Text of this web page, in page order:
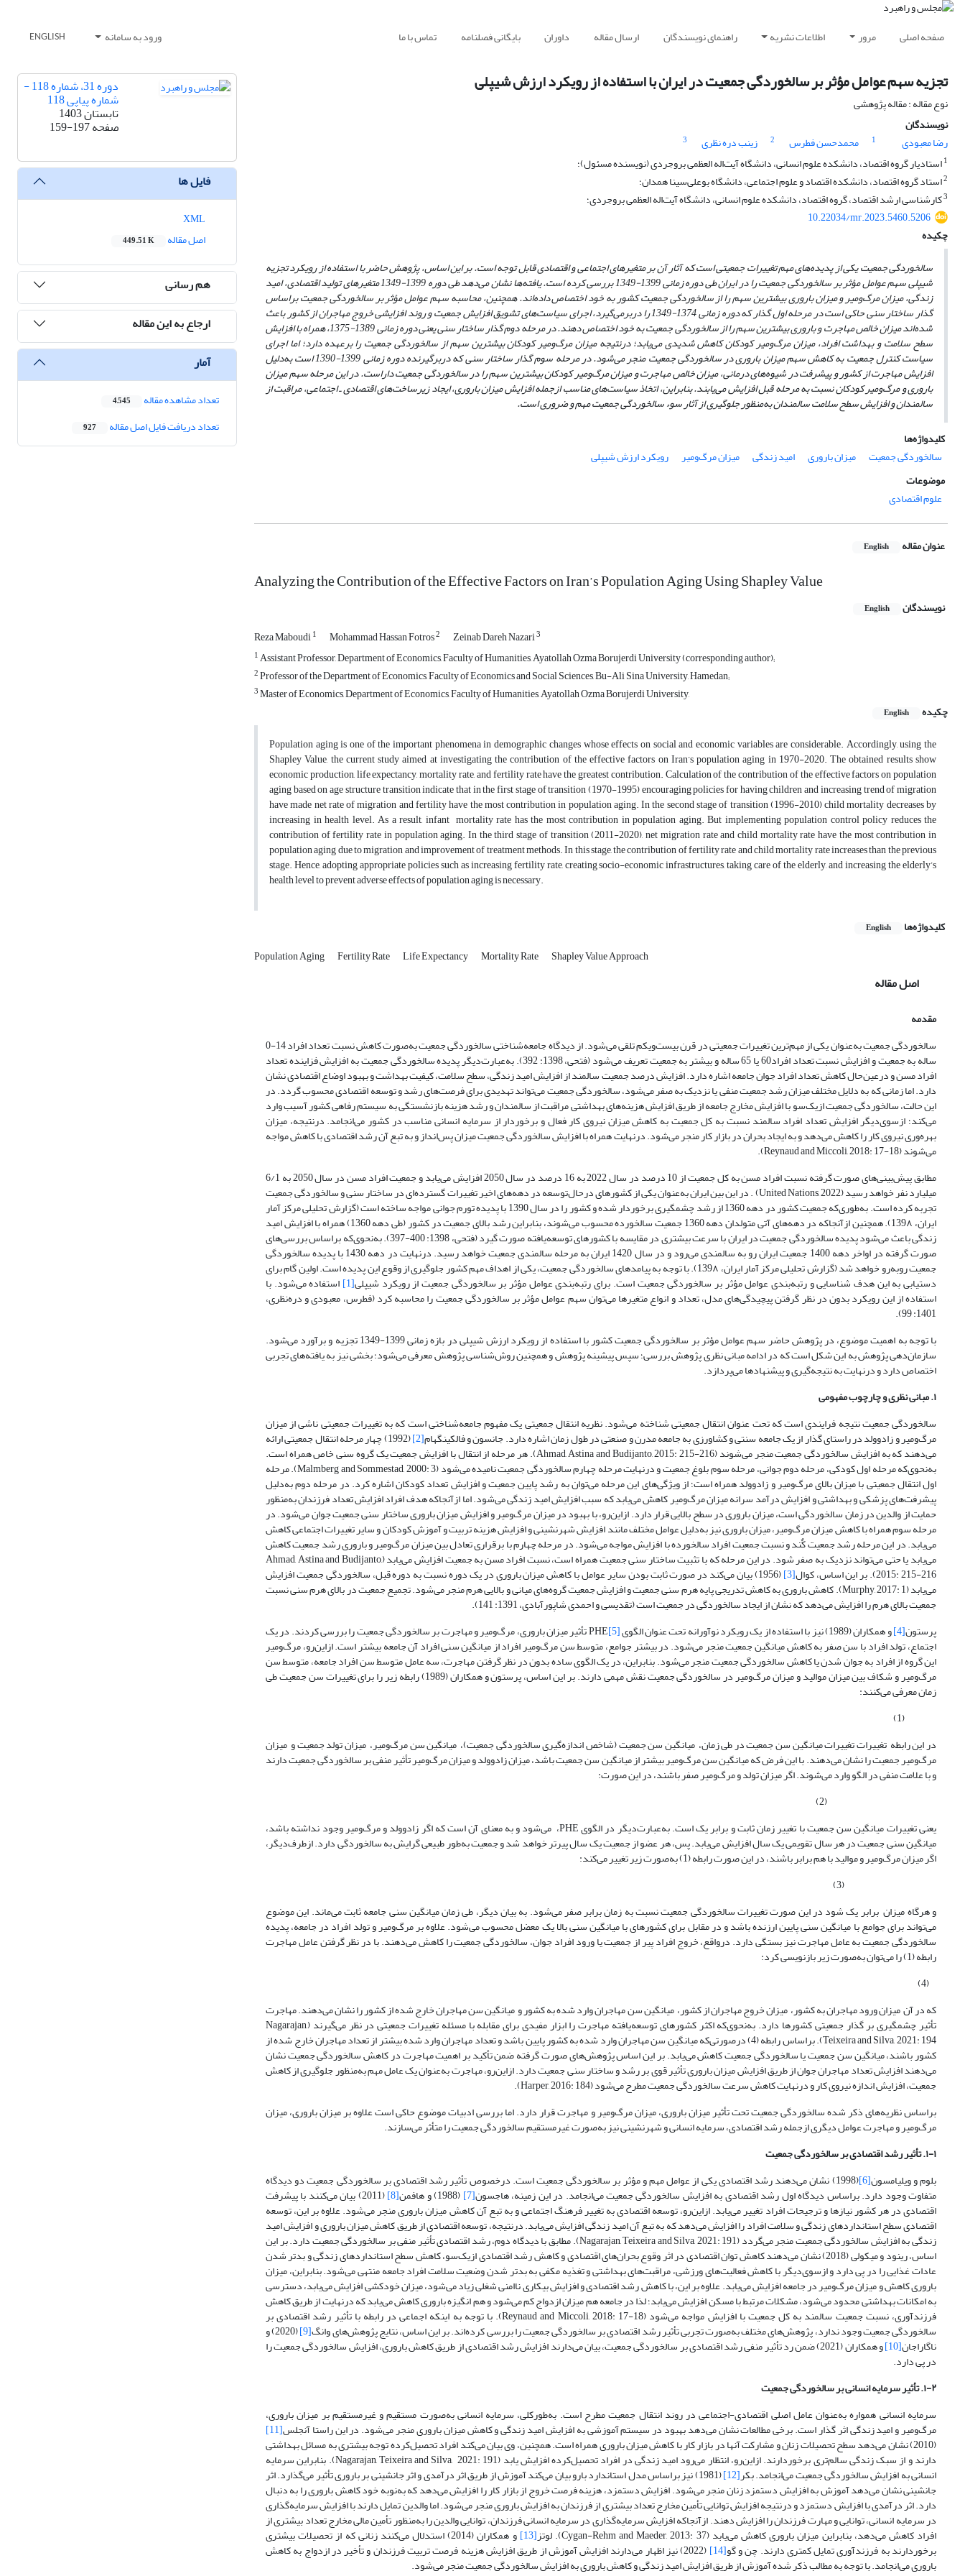
صفحه اصلی مرور اطلاعات نشریه راهنمای نویسندگان ارسال مقاله داوران بایگانی فصلنامه تماس با ما ورود به سامانه ENGLISH
تجزیه سهم عوامل مؤثر بر سالخوردگی جمعیت در ایران با استفاده از رویکرد ارزش شیپلی
نوع مقاله : مقاله پژوهشی
نویسندگان
رضا معبودی
1 محمدحسن فطرس 2 زینب دره نظری
3
1استادیار گروه اقتصاد، دانشکده علوم انسانی، دانشگاه آیت‌اله العظمی بروجردی (نویسنده مسئول)؛
2استاد گروه اقتصاد، دانشکده اقتصاد و علوم اجتماعی، دانشگاه بوعلی‌سینا همدان؛
3کارشناسی ارشد اقتصاد، گروه اقتصاد، دانشکده علوم انسانی، دانشگاه آیت‌اله العظمی بروجردی؛
10.22034/mr.2023.5460.5206
چکیده
سالخوردگی جمعیت یکی از پدیده‌های مهم تغییرات جمعیتی است که آثار آن بر متغیرهای اجتماعی و اقتصادی قابل توجه است. بر این اساس، پژوهش حاضر با استفاده از رویکرد تجزیه
شیپلی سهم عوامل مؤثر بر سالخوردگی جمعیت را در ایران طی دوره زمانی 1399-1349 بررسی کرده است. یافته‌ها نشان می‌دهد طی دوره 1399-1349 متغیرهای تولید اقتصادی، امید
زندگی، میزان مرگ‌و‌میر و میزان باروری بیشترین سهم را از سالخوردگی جمعیت کشور به خود اختصاص داده‌اند. همچنین، محاسبه سهم عوامل مؤثر بر سالخوردگی جمعیت براساس
گذار ساختار سنی حاکی است در مرحله اول گذار که دوره زمانی 1374-1349 را دربرمی گیرد، اجرای سیاست‌های تشویق افزایش جمعیت و روند افزایشی خروج مهاجران از کشور باعث
شده‌اند میزان خالص مهاجرت و باروری بیشترین سهم را از سالخوردگی جمعیت به خود اختصاص دهند. در مرحله دوم گذار ساختار سنی یعنی دوره زمانی 1389-1375، همراه با افزایش
سطح سلامت و بهداشت افراد، میزان مرگ‌و‌میر کودکان کاهش شدیدی می‌یابد؛ درنتیجه میزان مرگ‌و‌میر کودکان بیشترین سهم از سالخوردگی جمعیت را برعهده دارد؛ اما اجرای
سیاست کنترل جمعیت به کاهش سهم میزان باروری در سالخوردگی جمعیت منجر می‌شود. در مرحله سوم گذار ساختار سنی که دربرگیرنده دوره زمانی 1399-1390 است به‌دلیل
افزایش مهاجرت از کشور و پیشرفت در شیوه‌های درمانی، میزان خالص مهاجرت و میزان مرگ‌و‌میر کودکان بیشترین سهم را در سالخوردگی جمعیت داراست. در این مرحله سهم میزان
باروری و مرگ‌و‌میر کودکان نسبت به مرحله قبل افزایش می‌یابند.بنابراین، اتخاذ سیاست‌های مناسب از‌جمله افزایش میزان باروری، ایجاد زیرساخت‌های اقتصادی ـ اجتماعی، مراقبت از
سالمندان و افزایش سطح سلامت سالمندان به‌منظور جلوگیری از آثار سوء سالخوردگی جمعیت مهم و ضروری است.
کلیدواژه‌ها
سالخوردگی جمعیت
میزان باروری امید زندگی میزان مرگ‌و‌میر
رویکرد ارزش شیپلی
موضوعات
علوم اقتصادی
عنوان مقاله English
Analyzing the Contribution of the Effective Factors on Iran’s Population Aging Using Shapley Value
نویسندگان English
Reza Maboudi1 Mohammad Hassan Fotros2 Zeinab Dareh Nazari3
1Assistant Professor, Department of Economics, Faculty of Humanities, Ayatollah Ozma Borujerdi University (corresponding author);
2Professor of the Department of Economics, Faculty of Economics and Social Sciences, Bu-Ali Sina University, Hamedan;
3Master of Economics, Department of Economics, Faculty of Humanities, Ayatollah Ozma Borujerdi University,
چکیده
English
Population aging is one of the important phenomena in demographic changes whose effects on social and economic variables are considerable. Accordingly, using the
Shapley Value, the current study aimed at investigating the contribution of the effective factors on Iran’s population aging in 1970-2020. The obtained results show
economic production, life expectancy, mortality rate, and fertility rate have the greatest contribution. Calculation of the contribution of the effective factors on population
aging based on age structure transition indicate that in the first stage of transition (1970-1995) encouraging policies for having children and increasing trend of migration
have made net rate of migration and fertility have the most contribution in population aging. In the second stage of transition (1996-2010) child mortality decreases by
increasing in health level. As a result, infant mortality rate has the most contribution in population aging. But implementing population control policy reduces the
contribution of fertility rate in population aging. In the third stage of transition (2011-2020), net migration rate and child mortality rate have the most contribution in
population aging due to migration and improvement of treatment methods. In this stage, the contribution of fertility rate and child mortality rate increases than the previous
stage. Hence, adopting appropriate policies such as increasing fertility rate, creating socio-economic infrastructures, taking care of the elderly, and increasing the elderly’s
health level to prevent adverse effects of population aging is necessary.
کلیدواژه‌ها English
Population Aging Fertility Rate Life Expectancy Mortality Rate Shapley Value Approach
اصل مقاله
مقدمه
سالخوردگی جمعیت به‌عنوان یکی از مهم‌ترین تغییرات جمعیتی در قرن بیست‌و‌یکم تلقی می‌‌شود. از دیدگاه جامعه‌شناختی سالخوردگی جمعیت به‌صورت کاهش نسبت تعداد افراد 14-0
ساله به جمعیت و افزایش نسبت تعداد افراد60 یا 65 ساله و بیشتر به جمعیت تعریف می‌شود (فتحی، 1398: 392). به‌عبارت‌دیگر پدیده سالخوردگی جمعیت به افزایش فزاینده تعداد
افراد مسن و در‌عین‌حال کاهش تعداد افراد جوان جامعه اشاره دارد. افزایش درصد جمعیت سالمند از افزایش امید زندگی، سطح سلامت، کیفیت بهداشت و بهبود اوضاع اقتصادی نشان
دارد. اما زمانی که به دلایل مختلف میزان رشد جمعیت منفی یا نزدیک به صفر می‌شود، سالخوردگی جمعیت می‌تواند تهدیدی برای فرصت‌های رشد و توسعه اقتصادی محسوب گردد. در
این حالت، سالخوردگی جمعیت از‌یک‌سو با افزایش مخارج جامعه از طریق افزایش هزینه‌های بهداشتی مراقبت از سالمندان و رشد هزینه بازنشستگی به سیستم رفاهی کشور آسیب وارد
می‌کند؛ از‌سوی‌دیگر افزایش تعداد افراد سالمند نسبت به کل جمعیت به کاهش میزان نیروی کار فعال و برخوردار از سرمایه انسانی مناسب در کشور می‌انجامد. در‌نتیجه، میزان
بهره‌وری نیروی کار را کاهش می‌دهد و به ایجاد بحران در بازار کار منجر می‌شود. در‌نهایت همراه با افزایش سالخوردگی جمعیت میزان پس‌‌انداز و به تبع آن رشد اقتصادی با کاهش مواجه
می‌شوند (Reynaud and Miccoli, 2018: 17-18).
مطابق پیش‌بینی‌های صورت گرفته نسبت افراد مسن به کل جمعیت از 10 درصد در سال 2022 به 16 درصد در سال 2050 افزایش می‌یابد و جمعیت افراد مسن در سال 2050 به 6/1
میلیارد نفر خواهد رسید (United Nations, 2022) . در این بین ایران به‌عنوان یکی از کشورهای درحال‌توسعه در دهه‌های اخیر تغییرات گسترده‌ای در ساختار سنی و سالخوردگی جمعیت
تجربه کرده است. به‌طوری‌که جمعیت کشور در دهه 1360 از رشد چشمگیری برخوردار شده‌ و کشور را در سال 1390 با پدیده تورم جوانی مواجه ساخته ‌است (گزارش تحلیلی مرکز آمار
ایران، 139۸). همچنین از‌آنجا‌که در دهه‌های آتی متولدان دهه 1360 جمعیت سالخورده محسوب می‌شوند، بنابراین رشد بالای جمعیت در کشور (طی دهه 1360) همراه با افزایش امید
زندگی باعث می‌شود پدیده سالخوردگی جمعیت در ایران با سرعت بیشتری در مقایسه با کشورهای توسعه‌یافته صورت گیرد (فتحی، 1398: 400-397). به‌نحوی‌که براساس بررسی‌های
صورت گرفته در اواخر دهه 1400 جمعیت ایران رو به سالمندی می‌رود و در سال 1420 ایران به مرحله سالمندی جمعیت خواهد رسید. درنهایت در دهه 1430 با پدیده سالخوردگی
جمعیت روبه‌رو خواهد شد (گزارش تحلیلی مرکز آمار ایران، 139۸). با توجه به پیامدهای سالخوردگی جمعیت، یکی از اهداف مهم کشور جلوگیری از وقوع این پدیده است. اولین گام برای
دستیابی به این هدف شناسایی و رتبه‌بندی عوامل مؤثر بر سالخوردگی جمعیت است. برای رتبه‌بندی عوامل مؤثر بر سالخوردگی جمعیت از رویکرد شیپلی[1] استفاده می‌شود. با
استفاده از این رویکرد بدون در نظر گرفتن پیچیدگی‌های مدل، تعداد و انواع متغیرها می‌توان سهم عوامل مؤثر بر سالخوردگی جمعیت را محاسبه کرد (فطرس، معبودی و دره‌نظری،
1401: 99).
با توجه به اهمیت موضوع، در پژوهش حاضر سهم عوامل مؤثر بر سالخوردگی جمعیت کشور با استفاده از رویکرد ارزش شیپلی در بازه زمانی 1399-1349 تجزیه و برآورد می‌شود.
سازمان‌دهی پژوهش به این شکل است که در ادامه مبانی نظری پژوهش بررسی؛ سپس پیشینه پژوهش و همچنین روش‌شناسی پژوهش معرفی می‌شود؛ بخشی نیز به یافته‌های تجربی
اختصاص دارد و درنهایت به نتیجه‌گیری و پیشنهادها می‌پردازد.
۱. مبانی نظری و چارچوب مفهومی
سالخوردگی جمعیت نتیجه فرایندی است که تحت عنوان انتقال جمعیتی شناخته می‌شود. نظریه انتقال جمعیتی یک مفهوم جامعه‌شناختی است که به تغییرات جمعیتی ناشی از میزان
مرگ‌و‌میر و زاد‌و‌ولد در راستای گذار از یک جامعه سنتی و کشاورزی به جامعه مدرن و صنعتی در طول زمان اشاره دارد. جانسون و فالکینگهام[2] (1992) چهار مرحله انتقال جمعیتی ارائه
می‌دهند که به افزایش سالخوردگی جمعیت منجر می‌شوند (Ahmad, Astina and Budijanto, 2015: 215-216). هر مرحله از انتقال با افزایش جمعیت یک گروه سنی خاص همراه است.
به‌نحوی‌که مرحله اول کودکی، مرحله دوم جوانی، مرحله سوم بلوغ جمعیت و در‌نهایت مرحله چهارم سالخوردگی جمعیت نامیده می‌شود (Malmberg and Sommestad, 2000: 3). مرحله
اول انتقال جمعیتی با میزان بالای مرگ‌و‌میر و زاد‌و‌ولد همراه است؛ از ویژگی‌های این مرحله می‌توان به رشد پایین جمعیت و افزایش تعداد کودکان اشاره کرد. در مرحله دوم به‌دلیل
پیشرفت‌های پزشکی و بهداشتی و افزایش درآمد سرانه میزان مرگ‌و‌میر کاهش می‌یابد که سبب افزایش امید زندگی می‌شود. اما از‌آنجا‌که هدف افراد افزایش تعداد فرزندان به‌منظور
حمایت از والدین در زمان سالخوردگی است، میزان باروری در سطح بالایی قرار دارد. از‌این‌رو، با بهبود در میزان مرگ‌و‌میر و افزایش میزان باروری ساختار سنی جمعیت جوان می‌شود. در
مرحله سوم همراه با کاهش میزان مرگ‌و‌میر، میزان باروری نیز به‌دلیل عوامل مختلف مانند افزایش شهرنشینی و افزایش هزینه تربیت و آموزش کودکان و سایر تغییرات اجتماعی کاهش
می‌یابد. در این مرحله رشد جمعیت کٌند و نسبت جمعیت افراد سالخورده با افزایش مواجه می‌شود. در مرحله چهارم با برقراری تعادل بین میزان مرگ‌و‌میر و باروری رشد جمعیت کاهش
می‌یابد یا حتی می‌تواند نزدیک به صفر شود. در این مرحله که با تثبیت ساختار سنی جمعیت همراه است، نسبت افراد مسن به جمعیت افزایش می‌یابد (Ahmad, Astina and Budijanto,
2015: 215-216). بر این اساس، کوال [3] (1956) بیان می‌کند در صورت ثابت بودن سایر عوامل با کاهش میزان باروری در یک دوره نسبت به دوره قبل، سالخوردگی جمعیت افزایش
می‌یابد (Murphy, 2017: 1). کاهش باروری به کاهش تدریجی پایه هرم سنی جمعیت و افزایش جمعیت گروه‌های میانی و بالایی هرم منجر می‌شود. تجمیع جمعیت در بالای هرم سنی نسبت
جمعیت بالای هرم را افزایش می‌دهد که نشان‌ از ایجاد سالخوردگی در جمعیت است (تقدیسی و احمدی شاپورآبادی، 1391: 141).
پرستون[4] و همکاران (1989) نیز با استفاده از یک رویکرد نوآورانه تحت عنوان الگوی [5] PHE تأثیر میزان باروری، مرگ‌و‌میر و مهاجرت بر سالخوردگی جمعیت را بررسی کردند. در یک
اجتماع، تولد افراد با سن صفر به کاهش میانگین جمعیت منجر می‌شود. در بیشتر جوامع، متوسط سن مرگ‌و‌میر افراد از میانگین سنی افراد آن جامعه بیشتر است. از‌این‌رو، مرگ‌و‌میر
این گروه از افراد به جوان شدن یا کاهش سالخوردگی جمعیت منجر می‌شود. بنابراین، در یک الگوی ساده بدون در نظر گرفتن مهاجرت، سه عامل متوسط سن افراد جامعه، متوسط سن
مرگ‌و‌میر و شکاف بین میزان موالید و میزان مرگ‌و‌میر در سالخوردگی جمعیت نقش مهمی دارند. بر این اساس، پرستون و همکاران (1989) رابطه زیر را برای تغییرات سن جمعیت طی
زمان معرفی می‌کنند:
(1)
در این رابطه تغییرات تغییرات میانگین سن جمعیت در طی زمان، میانگین سن جمعیت (شاخص اندازه‌گیری سالخوردگی جمعیت)، میانگین سن مرگ‌و‌میر، میزان تولد جمعیت و میزان
مرگ‌و‌میر جمعیت را نشان می‌دهند. با این فرض که میانگین سن مرگ‌و‌میر بیشتر از میانگین سن جمعیت باشد، میزان زاد‌و‌ولد و میزان مرگ‌و‌میر تأثیر منفی بر سالخوردگی جمعیت دارند
و با علامت منفی در الگو وارد می‌شوند. اگر میزان تولد و مرگ‌و‌میر صفر باشند، در این‌ صورت:
(2)
یعنی تغییرات میانگین سن جمعیت با تغییر زمان ثابت و برابر یک است. به‌عبارت‌دیگر در الگوی PHE، می‌شود و به معنای آن است که اگر زاد‌و‌ولد و مرگ‌و‌میر وجود نداشته باشد،
میانگین سنی جمعیت در هر سال تقویمی یک سال افزایش می‌یابد. پس، هر عضو از جمعیت یک سال پیرتر خواهد شد و جمعیت به‌طور طبیعی گرایش به سالخوردگی دارد. از‌طرف‌دیگر،
اگر میزان مرگ‌و‌میر و موالید با هم برابر باشند، در این ‌صورت رابطه (1) به‌صورت زیر تغییر می‌کند:
(3)
و هرگاه میزان برابر یک شود در این ‌صورت تغییرات سالخوردگی جمعیت نسبت به زمان برابر صفر می‌شود. به بیان دیگر، طی زمان میانگین سنی جامعه ثابت می‌ماند. این موضوع
می‌تواند برای جوامع با میانگین سنی پایین ارزنده باشد و در مقابل برای کشورهای با میانگین سنی بالا یک معضل محسوب می‌شود. علاوه بر مرگ‌و‌میر و تولد افراد در جامعه، پدیده
سالخوردگی جمعیت به عامل مهاجرت نیز بستگی دارد. در‌واقع، خروج افراد پیر از جمعیت یا ورود افراد جوان، سالخوردگی جمعیت را کاهش می‌دهند. با در نظر گرفتن عامل مهاجرت
رابطه (1) را می‌توان به‌صورت زیر بازنویسی کرد:
(4)
که در آن میزان ورود مهاجران به کشور، میزان خروج مهاجران از کشور، میانگین سن مهاجران وارد شده به کشور و میانگین سن مهاجران خارج شده از کشور را نشان می‌دهند. مهاجرت
تأثیر چشمگیری بر گذار جمعیتی کشورها دارد. به‌نحوی‌که اکثر کشورهای توسعه‌یافته مهاجرت را ابزار مفیدی برای مقابله با مسئله تغییرات جمعیتی در نظر می‌گیرند (Nagarajan,
Teixeira and Silva, 2021: 194). براساس رابطه (4) درصورتی‌که میانگین سن مهاجران وارد شده به کشور پایین باشد و تعداد مهاجران وارد شده بیشتر از تعداد مهاجران خارج شده از
کشور باشند، میانگین سن جمعیت یا سالخوردگی جمعیت کاهش می‌یابد. بر این اساس پژوهش‌های صورت گرفته ضمن تأکید بر اهمیت مهاجرت در کاهش سالخوردگی جمعیت نشان
می‌دهند افزایش تعداد مهاجران جوان از طریق افزایش میزان باروری تأثیر قوی بر رشد و ساختار سنی جمعیت دارد. از‌این‌رو، مهاجرت به‌عنوان یک عامل مهم به‌منظور جلوگیری از کاهش
جمعیت، افزایش اندازه نیروی کار و در‌نهایت کاهش سرعت سالخوردگی جمعیت مطرح می‌شود (Harper, 2016: 184).
براساس نظریههای ذکر شده سالخوردگی جمعیت تحت تأثیر میزان باروری، میزان مرگ‌و‌میر و مهاجرت قرار دارد. اما بررسی ادبیات موضوع حاکی است علاوه بر میزان باروری، میزان
مرگ‌ومیر و مهاجرت عوامل دیگری از‌جمله رشد اقتصادی، سرمایه انسانی و شهرنشینی نیز به‌صورت غیرمستقیم سالخوردگی جمعیت را متأثر میسازند.
۱-۱. تأثیر رشد اقتصادی بر سالخوردگی جمعیت
بلوم و ویلیامسون[6] (1998) نشان می‌دهند رشد اقتصادی یکی از عوامل مهم و مؤثر بر سالخوردگی جمعیت است. درخصوص تأثیر رشد اقتصادی بر سالخوردگی جمعیت دو دیدگاه
متفاوت وجود دارد. براساس دیدگاه اول رشد اقتصادی به افزایش سالخوردگی جمعیت می‌انجامد. در این زمینه، هاجسون[7] (1988) و هافمن [8] (2011) بیان می‌کنند با پیشرفت
اقتصادی در هر کشور نیازها و ترجیحات افراد تغییر می‌یابد. از‌این‌رو، توسعه اقتصادی به تغییر فرهنگ اجتماعی و به تبع آن کاهش میزان باروری منجر می‌شود. علاوه بر این، توسعه
اقتصادی سطح استانداردهای زندگی و سلامت افراد را افزایش می‌دهد که به تبع آن امید زندگی افزایش می‌یابد. درنتیجه، توسعه اقتصادی از طریق کاهش میزان باروری و افزایش امید
زندگی به افزایش سالخوردگی جمعیت منجر می‌گردد (Nagarajan, Teixeira and Silva, 2021: 191). مطابق با دیدگاه دوم، رشد اقتصادی تأثیر منفی بر سالخوردگی جمعیت دارد. بر این
اساس، رینود و میکولی (2018) نشان می‌دهند کاهش توان اقتصادی در اثر وقوع بحران‌های اقتصادی و کاهش رشد اقتصادی از‌یک‌سو، کاهش سطح استانداردهای زندگی و بدتر شدن
عادات غذایی را در پی دارد و از‌سوی‌دیگر با کاهش فعالیت‌های ورزشی، مراقبت‌های بهداشتی و تغذیه مکفی به بدتر شدن وضعیت سلامت افراد جامعه منتهی می‌‌شود. بنابراین، میزان
باروری کاهش و میزان مرگ‌و‌میر در جامعه افزایش می‌یابد. علاوه بر این، با کاهش رشد اقتصادی و افزایش بیکاری ناامنی شغلی زیاد می‌شود، میزان خودکشی افزایش می‌یابد، دسترسی
به امکانات بهداشتی محدود می‌شود، مشکلات مرتبط با مسکن افزایش می‌یابد؛ لذا در جامعه هم میزان ازدواج کم می‌شود و هم انگیزه باروری کاهش می‌یابد که در‌نهایت از طریق کاهش
فرزندآوری، نسبت جمعیت سالمند به کل جمعیت با افزایش مواجه می‌‌شود (Reynaud and Miccoli, 2018: 17-18). با توجه به اینکه اجماعی در رابطه با تأثیر رشد اقتصادی بر
سالخوردگی جمعیت وجود ندارد، پژوهش‌های مختلف به‌صورت تجربی تأثیر رشد اقتصادی بر سالخوردگی جمعیت را بررسی کرده‌اند. بر این اساس، نتایج پژوهش‌های وانگ[9] (2020) و
ناگاراجان[10] و همکاران (2021) ضمن رد تأثیر منفی رشد اقتصادی بر سالخوردگی جمعیت، بیان می‌دارند افزایش رشد اقتصادی از طریق کاهش باروری، افزایش سالخوردگی جمعیت را
در پی دارد.
۱-۲. تأثیر سرمایه انسانی بر سالخوردگی جمعیت
سرمایه انسانی همواره به‌عنوان عامل اصلی اقتصادی-اجتماعی در روند انتقال جمعیت مطرح است. به‌طور‌کلی، سرمایه انسانی به‌صورت مستقیم و غیرمستقیم بر میزان باروری،
مرگ‌و‌میر و امید زندگی اثر گذار است. برخی مطالعات نشان می‌دهد بهبود در سیستم آموزشی به افزایش امید زندگی و کاهش میزان باروری منجر می‌‌شود. در این راستا آنجلس[11]
(2010) نشان می‌دهد سطح تحصیلات زنان و مشارکت آنها در بازار کار با کاهش میزان باروری همراه است. همچنین، وی بیان می‌کند افراد تحصیل‌کرده توجه بیشتری به مسائل بهداشتی
دارند و از سبک زندگی سالم‌تری برخوردارند. از‌این‌رو، انتظار می‌رود امید زندگی در افراد تحصیل‌کرده افزایش یابد (Nagarajan, Teixeira and Silva, 2021: 191). بنابراین سرمایه
انسانی به افزایش سالخوردگی جمعیت می‌انجامد. بکر[12] (1981) نیز براساس مدل استاندارد بارو بیان می‌کند آموزش از طریق اثر درآمدی و اثر جانشینی بر باروری تأثیر می‌گذارد. اثر
جانشینی نشان می‌دهد آموزش به افزایش دستمزد زنان منجر می‌شود. افزایش دستمزد، هزینه فرصت خروج از بازار کار را افزایش می‌دهد که به‌نوبه خود کاهش باروری را به دنبال
دارد. اثر درآمدی با افزایش دستمزد و در‌نتیجه افزایش توانایی تأمین مخارج تعداد بیشتری از فرزندان به افزایش باروری منجر می‌‌شود. اما والدین تمایل دارند با افزایش سرمایه‌گذاری
در سرمایه انسانی، توانایی و مهارت فرزندان را افزایش دهند. از‌آنجا‌که افزایش سرمایه‌گذاری در سرمایه انسانی فرزندان، توانایی والدین را به‌منظور تأمین مالی مخارج تعداد بیشتری از
افراد کاهش می‌دهد، بنابراین میزان باروری کاهش می‌یابد (Cygan-Rehm and Maeder, 2013: 37). لوتز [13] و همکاران (2014) استدلال می‌کنند زنانی که از تحصیلات بیشتری
برخوردارند به فرزندآوری تمایل کمتری دارند. چن و گو[14] (2022) نیز اظهار می‌دارند افزایش آموزش از طریق افزایش هزینه فرصت تربیت فرزندان و تأخیر در ازدواج به کاهش
باروری می‌انجامد. با توجه به مطالب ذکر شده آموزش از طریق افزایش امید زندگی و کاهش باروری به افزایش سالخوردگی جمعیت منجر می‌شود.
دوره 31، شماره 118 -
شماره پیاپی 118
تابستان 1403
صفحه159-197
فایل ها
اصل مقاله
449.51 K
هم رسانی
ارجاع به این مقاله
آمار
تعداد مشاهده مقاله 4,545
تعداد دریافت فایل اصل مقاله 927